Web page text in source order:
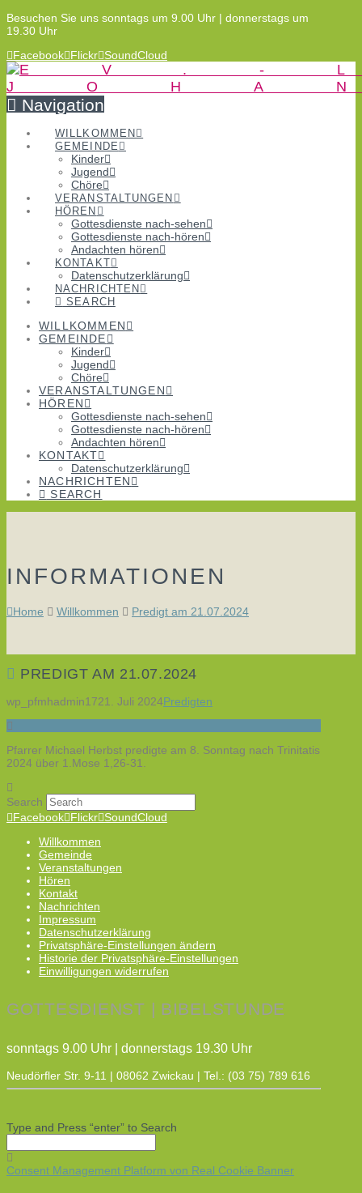
Besuchen Sie uns sonntags um 9.00 Uhr | donnerstags um
19.30 Uhr
Facebook Flickr SoundCloud
Navigation
WILLKOMMEN
GEMEINDE
Kinder
Jugend
Chöre
VERANSTALTUNGEN
HÖREN
Gottesdienste nach-sehen
Gottesdienste nach-hören
Andachten hören
KONTAKT
Datenschutzerklärung
NACHRICHTEN
SEARCH
WILLKOMMEN
GEMEINDE
Kinder
Jugend
Chöre
VERANSTALTUNGEN
HÖREN
Gottesdienste nach-sehen
Gottesdienste nach-hören
Andachten hören
KONTAKT
Datenschutzerklärung
NACHRICHTEN
SEARCH
INFORMATIONEN
Home Willkommen Predigt am 21.07.2024
PREDIGT AM 21.07.2024
wp_pfmhadmin1721. Juli 2024Predigten
Pfarrer Michael Herbst predigte am 8. Sonntag nach Trinitatis
2024 über 1.Mose 1,26-31.
Search
Facebook Flickr SoundCloud
Willkommen
Gemeinde
Veranstaltungen
Hören
Kontakt
Nachrichten
Impressum
Datenschutzerklärung
Privatsphäre-Einstellungen ändern
Historie der Privatsphäre-Einstellungen
Einwilligungen widerrufen
GOTTESDIENST | BIBELSTUNDE
sonntags 9.00 Uhr | donnerstags 19.30 Uhr
Neudörfler Str. 9-11 | 08062 Zwickau | Tel.: (03 75) 789 616
Type and Press “enter” to Search
Consent Management Platform von Real Cookie Banner